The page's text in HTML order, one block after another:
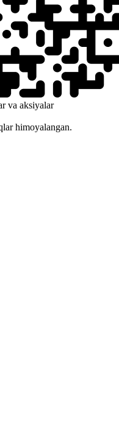
va aksiyalar
himoyalangan.